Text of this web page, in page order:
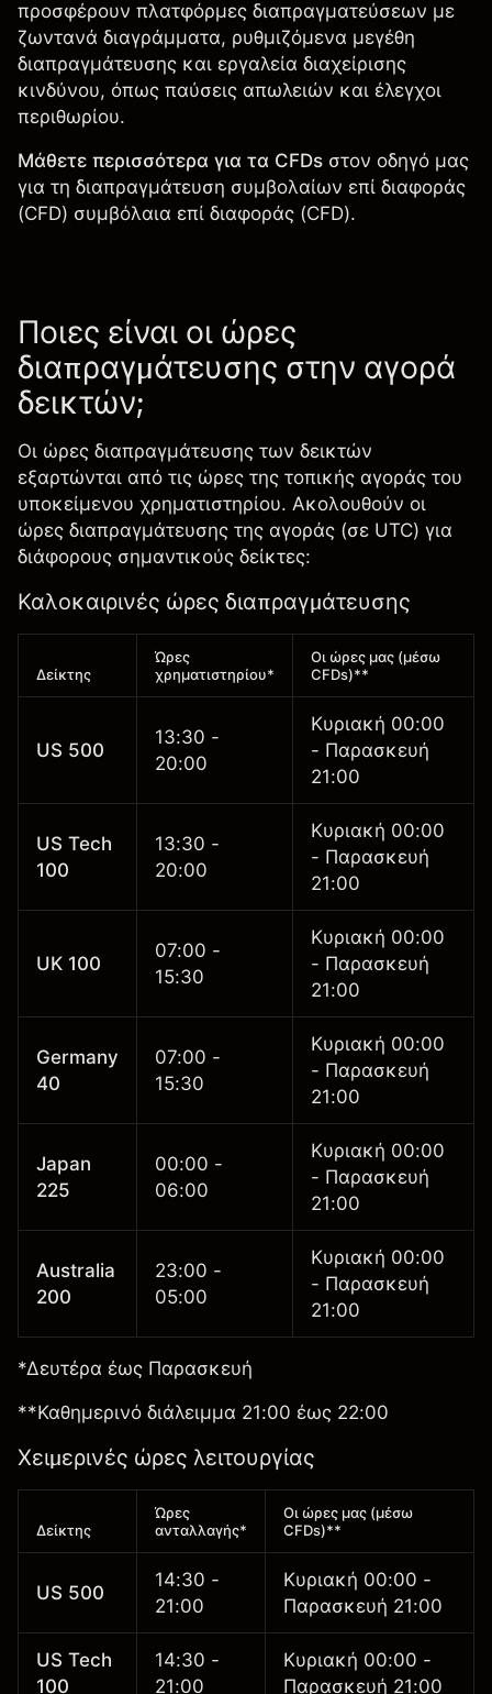
προσφέρουν πλατφόρμες διαπραγματεύσεων με
ζωντανά διαγράμματα, ρυθμιζόμενα μεγέθη
διαπραγμάτευσης και εργαλεία διαχείρισης
κινδύνου, όπως παύσεις απωλειών και έλεγχοι
περιθωρίου.
Μάθετε περισσότερα για τα CFDs στον οδηγό μας
για τη διαπραγμάτευση συμβολαίων επί διαφοράς
(CFD) συμβόλαια επί διαφοράς (CFD).
Ποιες είναι οι ώρες
διαπραγμάτευσης στην αγορά
δεικτών;
Οι ώρες διαπραγμάτευσης των δεικτών
εξαρτώνται από τις ώρες της τοπικής αγοράς του
υποκείμενου χρηματιστηρίου. Ακολουθούν οι
ώρες διαπραγμάτευσης της αγοράς (σε UTC) για
διάφορους σημαντικούς δείκτες:
Καλοκαιρινές ώρες διαπραγμάτευσης
Δείκτης
Ώρες
χρηματιστηρίου*
Οι ώρες μας (μέσω
CFDs)**
US 500
13:30 -
20:00
Κυριακή 00:00
- Παρασκευή
21:00
US Tech
100
13:30 -
20:00
Κυριακή 00:00
- Παρασκευή
21:00
UK 100
07:00 -
15:30
Κυριακή 00:00
- Παρασκευή
21:00
Germany
40
07:00 -
15:30
Κυριακή 00:00
- Παρασκευή
21:00
Japan
225
00:00 -
06:00
Κυριακή 00:00
- Παρασκευή
21:00
Australia
200
23:00 -
05:00
Κυριακή 00:00
- Παρασκευή
21:00
*Δευτέρα έως Παρασκευή
**Καθημερινό διάλειμμα 21:00 έως 22:00
Χειμερινές ώρες λειτουργίας
Δείκτης
Ώρες
ανταλλαγής*
Οι ώρες μας (μέσω
CFDs)**
US 500
14:30 -
21:00
Κυριακή 00:00 -
Παρασκευή 21:00
US Tech
100
14:30 -
21:00
Κυριακή 00:00 -
Παρασκευή 21:00